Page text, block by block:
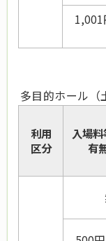
1,001
利用
区分
入場
有
多目的ホール（